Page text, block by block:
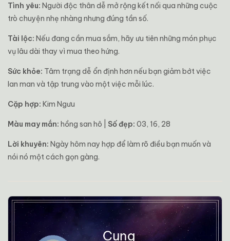
Tình yêu: Người độc thân dễ mở rộng kết nối qua những cuộc
trò chuyện nhẹ nhàng nhưng đúng tần số.
Tài lộc: Nếu đang cần mua sắm, hãy ưu tiên những món phục
vụ lâu dài thay vì mua theo hứng.
Sức khỏe: Tâm trạng dễ ổn định hơn nếu bạn giảm bớt việc
lan man và tập trung vào một việc mỗi lúc.
Cặp hợp: Kim Ngưu
Màu may mắn: hồng san hô | Số đẹp: 03, 16, 28
Lời khuyên: Ngày hôm nay hợp để làm rõ điều bạn muốn và
nói nó một cách gọn gàng.